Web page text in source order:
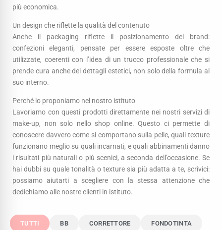
più economica.
Un design che riflette la qualità del contenuto
Anche il packaging riflette il posizionamento del brand:
confezioni eleganti, pensate per essere esposte oltre che
utilizzate, coerenti con l’idea di un trucco professionale che si
prende cura anche dei dettagli estetici, non solo della formula al
suo interno.
Perché lo proponiamo nel nostro istituto
Lavoriamo con questi prodotti direttamente nei nostri servizi di
make-up, non solo nello shop online. Questo ci permette di
conoscere davvero come si comportano sulla pelle, quali texture
funzionano meglio su quali incarnati, e quali abbinamenti danno
i risultati più naturali o più scenici, a seconda dell’occasione. Se
hai dubbi su quale tonalità o texture sia più adatta a te, scrivici:
possiamo aiutarti a scegliere con la stessa attenzione che
dedichiamo alle nostre clienti in istituto.
TUTTI BB CORRETTORE FONDOTINTA